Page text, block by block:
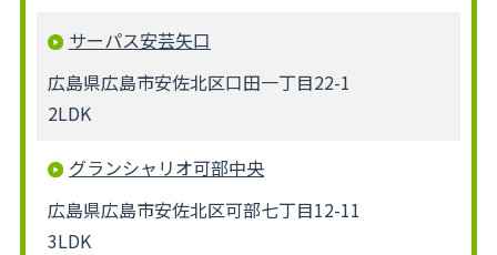
サーパス安芸矢口
広島県広島市安佐北区口田一丁目22-1
2LDK
グランシャリオ可部中央
広島県広島市安佐北区可部七丁目12-11
3LDK